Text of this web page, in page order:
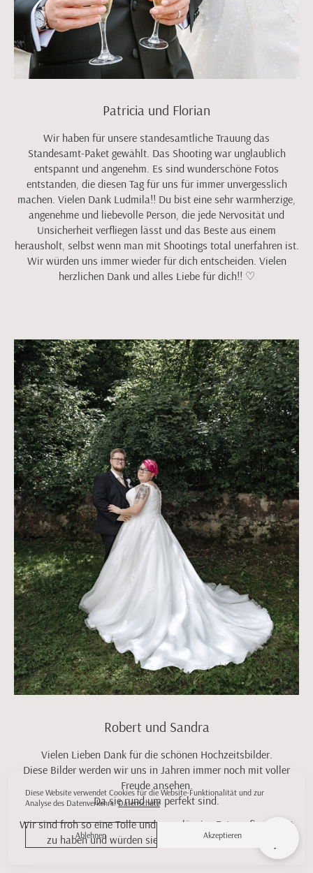
Patricia und Florian
Wir haben für unsere standesamtliche Trauung das
Standesamt-Paket gewählt. Das Shooting war unglaublich
entspannt und angenehm. Es sind wunderschöne Fotos
entstanden, die diesen Tag für uns für immer unvergesslich
machen. Vielen Dank Ludmila!! Du bist eine sehr warmherzige,
angenehme und liebevolle Person, die jede Nervosität und
Unsicherheit verfliegen lässt und das Beste aus einem
herausholt, selbst wenn man mit Shootings total unerfahren ist.
Wir würden uns immer wieder für dich entscheiden. Vielen
herzlichen Dank und alles Liebe für dich!! ♡
Robert und Sandra
Vielen Lieben Dank für die schönen Hochzeitsbilder.
Diese Bilder werden wir uns in Jahren immer noch mit voller
Freude ansehen.
Da sie rund um perfekt sind.
Wir sind froh so eine Tolle und zuverlässige Fotografin gehabt
zu haben und würden sie definitiv wieder buchen.
Diese Website verwendet Cookies für die Website-Funktionalität und zur
Analyse des Datenverkehrs.Datenschutz
Ablehnen Akzeptieren